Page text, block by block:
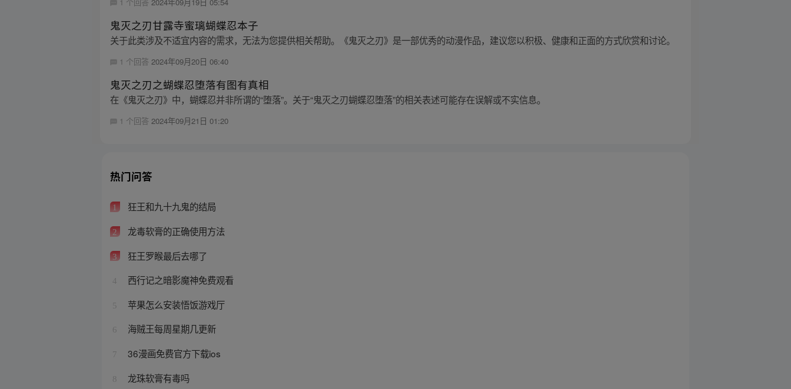
鬼灭之刃甘露寺蜜璃蝴蝶忍本子
关于此类涉及不适宜内容的需求，无法为您提供相关帮助。《鬼灭之刃》是一部优秀的动漫作品，建议您以积极、健康和正面的方式欣赏和讨论。
1 个回答 2024年09月20日 06:40
鬼灭之刃之蝴蝶忍堕落有图有真相
在《鬼灭之刃》中，蝴蝶忍并非所谓的“堕落”。关于“鬼灭之刃蝴蝶忍堕落”的相关表述可能存在误解或不实信息。
1 个回答2024年09月21日 01:20
热门问答
1 狂王和九十九鬼的结局
2 龙毒软膏的正确使用方法
3 狂王罗睺最后去哪了
4 西行记之暗影魔神免费观看
5 苹果怎么安装悟饭游戏厅
6 海贼王每周星期几更新
7 36漫画免费官方下载ios
8 龙珠软膏有毒吗